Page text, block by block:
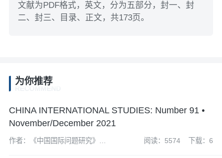
文献为PDF格式，英文，分为五部分，封一、封
二、封三、目录、正文，共173页。
为你推荐
CHINA INTERNATIONAL STUDIES: Number 91 •
November/December 2021
作者：《中国国际问题研究》编
阅读：5574 下载：6